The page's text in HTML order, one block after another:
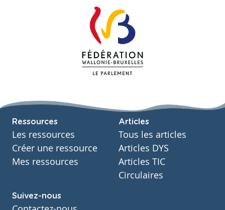
Ressources
Les ressources
Créer une ressource
Mes ressources
Articles
Tous les articles
Articles DYS
Articles TIC
Circulaires
Suivez-nous